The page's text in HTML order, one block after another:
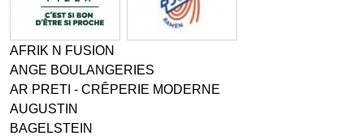
AFRIK N FUSION
ANGE BOULANGERIES
AR PRETI - CRÊPERIE MODERNE
AUGUSTIN
BAGELSTEIN